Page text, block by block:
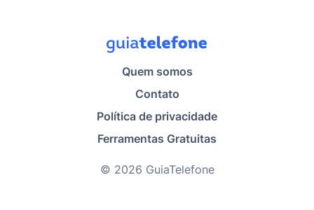
Quem somos
Contato
Política de privacidade
Ferramentas Gratuitas
© 2026 GuiaTelefone